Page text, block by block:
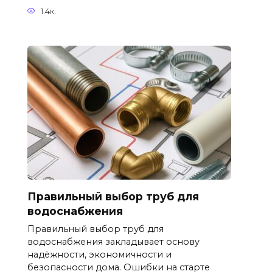
1.4к.
Правильный выбор труб для
водоснабжения
Правильный выбор труб для
водоснабжения закладывает основу
надёжности, экономичности и
безопасности дома. Ошибки на старте